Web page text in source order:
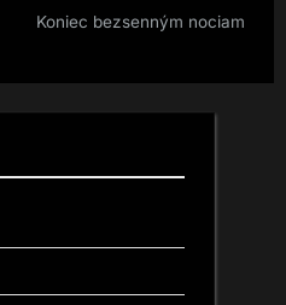
Koniec bezsenným nociam